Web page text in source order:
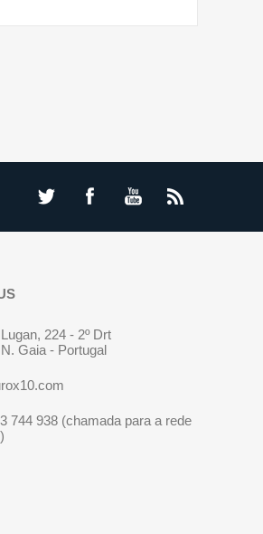
224 - 2º Drt
Gaia - Portugal
744 938 (chamada para a rede